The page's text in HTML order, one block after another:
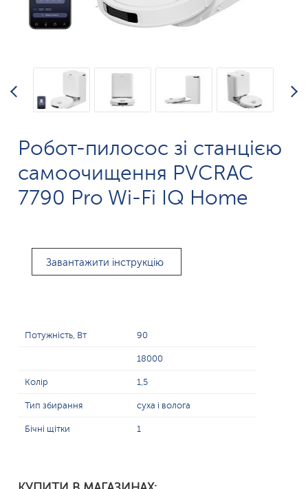
Робот-пилосос зі станцією
самоочищення PVCRAC
7790 Pro Wi-Fi IQ Home
Завантажити інструкцію
Потужність, Вт 90
18000
Колір 1,5
Тип збирання суха і волога
Бічні щітки 1